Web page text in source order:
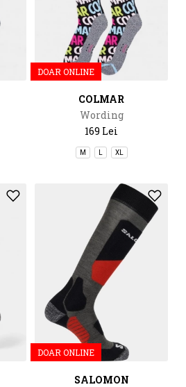
DOAR ONLINE
COLMAR
Wording
169 Lei
M XL
DOAR ONLINE
SALOMON